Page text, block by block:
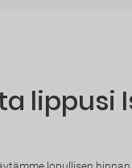
lippusi